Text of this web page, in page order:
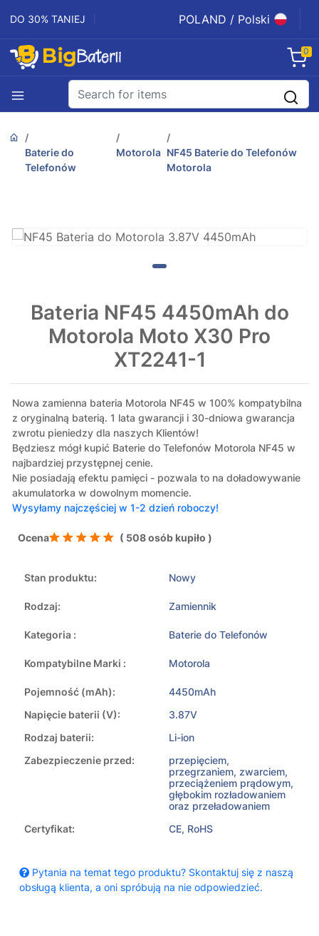
DO 30% TANIEJ POLAND / Polski
0
Baterie do
Telefonów
Motorola NF45 Baterie do Telefonów
Motorola
Bateria NF45 4450mAh do
Motorola Moto X30 Pro
XT2241-1
Nowa zamienna bateria Motorola NF45 w 100% kompatybilna
z oryginalną baterią. 1 lata gwarancji i 30-dniowa gwarancja
zwrotu pieniedzy dla naszych Klientów!
Będziesz mógł kupić Baterie do Telefonów Motorola NF45 w
najbardziej przystępnej cenie.
Nie posiadają efektu pamięci - pozwala to na doładowywanie
akumulatorka w dowolnym momencie.
Wysyłamy najczęściej w 1-2 dzień roboczy!
Ocena ( 508 osób kupiło )
Stan produktu: Nowy
Rodzaj: Zamiennik
Kategoria : Baterie do Telefonów
Kompatybilne Marki : Motorola
Pojemność (mAh):
4450mAh
Napięcie baterii (V):
3.87V
Rodzaj baterii:
Li-ion
Zabezpieczenie przed:
przepięciem,
przegrzaniem, zwarciem,
przeciążeniem prądowym,
głębokim rozładowaniem
oraz przeładowaniem
Certyfikat:
CE, RoHS
Pytania na temat tego produktu? Skontaktuj się z naszą
obsługą klienta, a oni spróbują na nie odpowiedzieć.